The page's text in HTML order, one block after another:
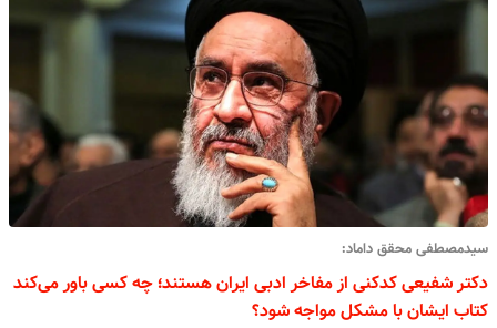
سیدمصطفی محقق داماد:
دکتر شفیعی کدکنی از مفاخر ادبی ایران هستند؛ چه کسی باور می‌کند
کتاب ایشان با مشکل مواجه شود؟